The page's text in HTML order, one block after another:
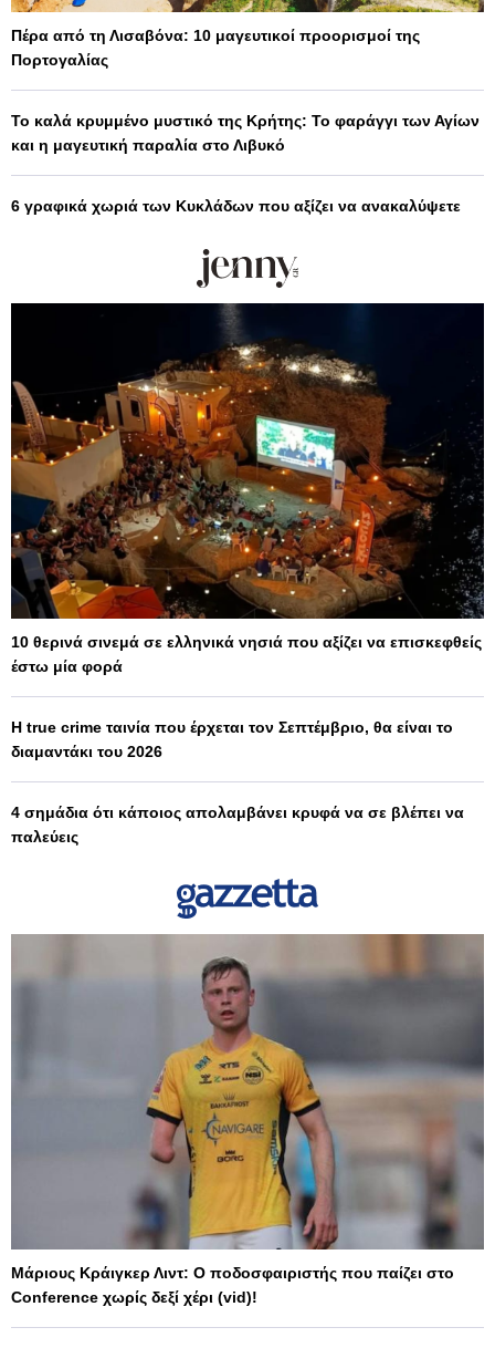
Πέρα από τη Λισαβόνα: 10 μαγευτικοί προορισμοί της
Πορτογαλίας
Το καλά κρυμμένο μυστικό της Κρήτης: Το φαράγγι των Αγίων
και η μαγευτική παραλία στο Λιβυκό
6 γραφικά χωριά των Κυκλάδων που αξίζει να ανακαλύψετε
10 θερινά σινεμά σε ελληνικά νησιά που αξίζει να επισκεφθείς
έστω μία φορά
Η true crime ταινία που έρχεται τον Σεπτέμβριο, θα είναι το
διαμαντάκι του 2026
4 σημάδια ότι κάποιος απολαμβάνει κρυφά να σε βλέπει να
παλεύεις
Μάριους Κράιγκερ Λιντ: Ο ποδοσφαιριστής που παίζει στο
Conference χωρίς δεξί χέρι (vid)!